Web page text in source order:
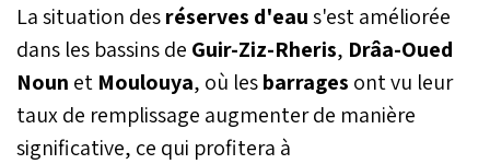
La situation desréserves d'eaus'est améliorée
dans les bassins de Guir-Ziz-Rheris, Drâa-Oued
Noun et Moulouya, où lesbarrages ont vu leur
taux de remplissage augmenter de manière
significative, ce qui profitera à